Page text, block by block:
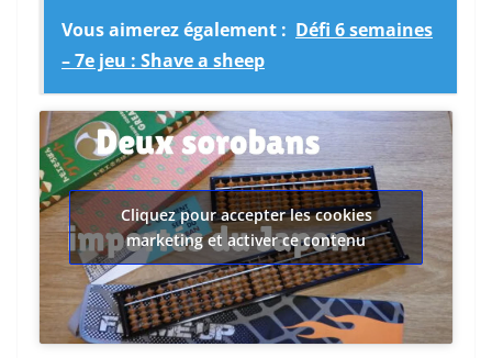
Vous aimerez également : Défi 6 semaines
– 7e jeu : Shave a sheep
Cliquez pour accepter les cookies
marketing et activer ce contenu